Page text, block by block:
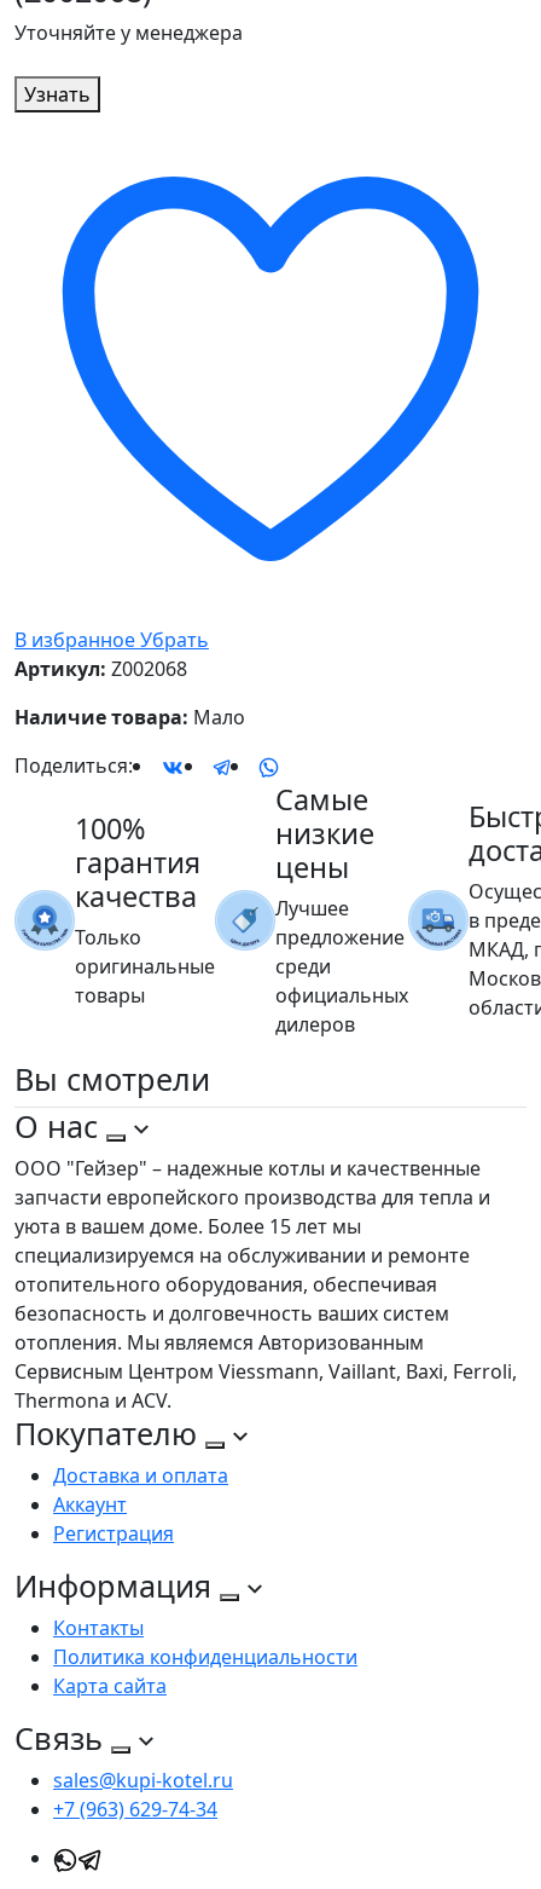
Уточняйте у менеджера
Узнать
В избранноеУбрать
Артикул: Z002068
Наличие товара: Мало
Поделиться:
100%
гарантия
качества
Только
оригинальные
товары
Самые
низкие
цены
Лучшее
предложение
среди
официальных
дилеров
в
МКАД,
Вы смотрели
О нас
ООО "Гейзер" – надежные котлы и качественные
запчасти европейского производства для тепла и
уюта в вашем доме. Более 15 лет мы
специализируемся на обслуживании и ремонте
отопительного оборудования, обеспечивая
безопасность и долговечность ваших систем
отопления. Мы являемся Авторизованным
Сервисным Центром Viessmann, Vaillant, Baxi, Ferroli,
Thermona и ACV.
Покупателю
Доставка и оплата
Аккаунт
Регистрация
Информация
Контакты
Политика конфиденциальности
Карта сайта
Связь
sales@kupi-kotel.ru
+7 (963) 629-74-34